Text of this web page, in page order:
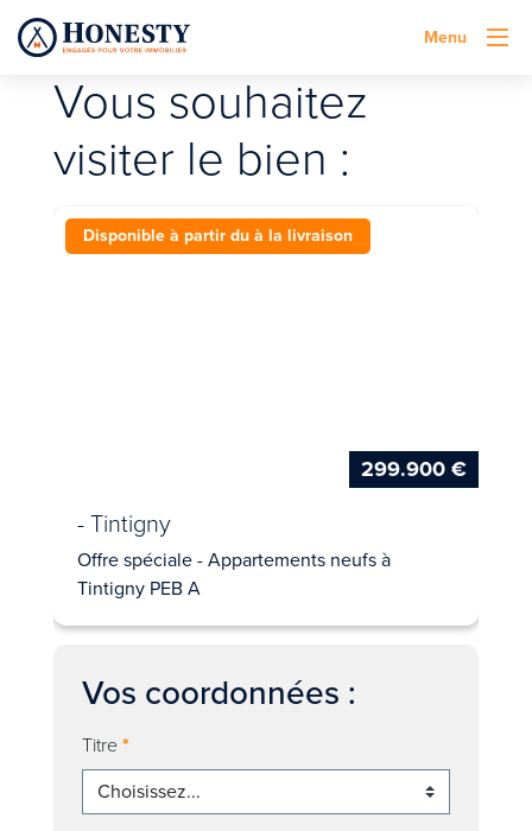
Menu
Vous souhaitez
visiter le bien :
Disponible à partir du à la livraison
299.900 €
- Tintigny
Offre spéciale - Appartements neufs à
Tintigny PEB A
Vos coordonnées :
Titre*